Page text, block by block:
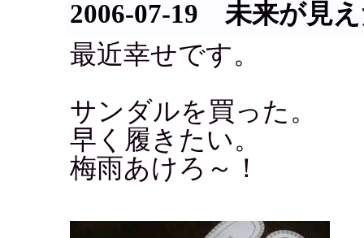
2006-07-19 未来が見
最近幸せです。
サンダルを買った。
早く履きたい。
梅雨あけろ～！